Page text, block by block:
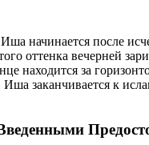
начинается после
оттенка вечерней
находится за
Иша заканчивается к